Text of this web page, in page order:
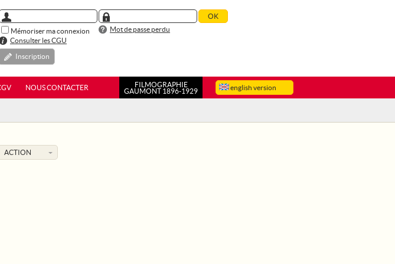
Mémoriser ma connexion
Mot de passe perdu
Consulter les CGU
Inscription
english version
NOUS CONTACTER
FILMOGRAPHIE
GAUMONT 1896-1929
ACTION